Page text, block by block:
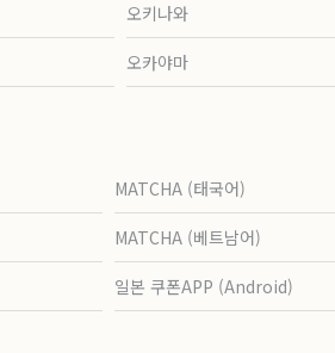
오키나와
오카야마
MATCHA (태국어)
MATCHA (베트남어)
일본 쿠폰APP (Android)